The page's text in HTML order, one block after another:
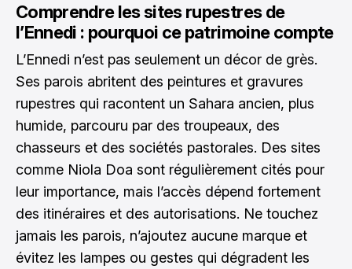
Comprendre les sites rupestres de
l’Ennedi : pourquoi ce patrimoine compte
L’Ennedi n’est pas seulement un décor de grès.
Ses parois abritent des peintures et gravures
rupestres qui racontent un Sahara ancien, plus
humide, parcouru par des troupeaux, des
chasseurs et des sociétés pastorales. Des sites
comme Niola Doa sont régulièrement cités pour
leur importance, mais l’accès dépend fortement
des itinéraires et des autorisations. Ne touchez
jamais les parois, n’ajoutez aucune marque et
évitez les lampes ou gestes qui dégradent les